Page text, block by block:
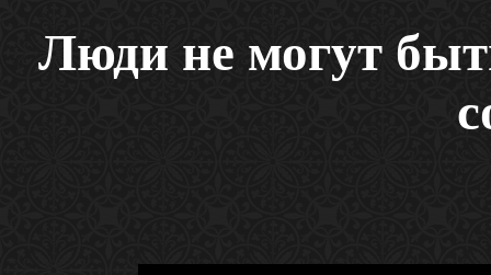
Люди не могут